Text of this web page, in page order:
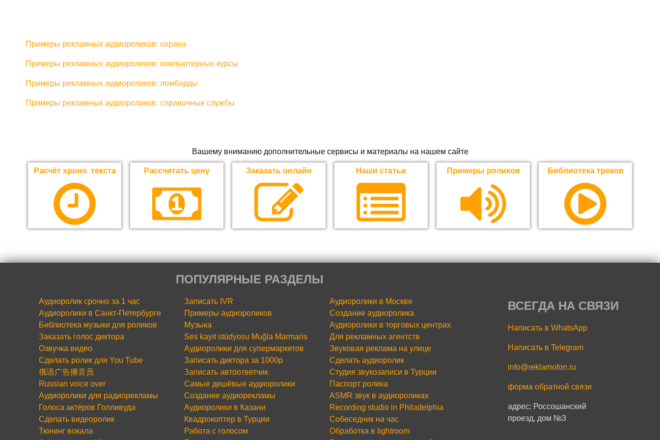
Примеры рекламных аудиороликов: охрана
Примеры рекламных аудиороликов: компьютерные курсы
Примеры рекламных аудиороликов: ломбарды
Примеры рекламных аудиороликов: справочные службы
Вашему вниманию дополнительные сервисы и материалы на нашем сайте
Расчёт хроно текста Рассчитать цену Заказать онлайн Наши статьи Примеры роликов Библиотека треков
ПОПУЛЯРНЫЕ РАЗДЕЛЫ
Аудиоролик срочно за 1 час
Аудиоролики в Санкт-Петербурге
Библиотека музыки для роликов
Заказать голос диктора
Озвучка видео
Сделать ролик для You Tube
俄语广告播音员
Russian voice over
Аудиоролики для радиорекламы
Голоса актёров Голливуда
Сделать видеоролик
Тюнинг вокала
Записать IVR
Примеры аудиороликов
Музыка
Ses kayıt stüdyosu Muğla Marmaris
Аудиоролики для супермаркетов
Записать диктора за 1000р
Записать автоответчик
Самые дешёвые аудиоролики
Создание аудиорекламы
Аудиоролики в Казани
Квадрокоптер в Турции
Работа с голосом
Аудиоролики в Москве
Создание аудиоролика
Аудиоролики в торговых центрах
Для рекламных агентств
Звуковая реклама на улице
Сделать аудиоролик
Студия звукозаписи в Турции
Паспорт ролика
ASMR звук в аудиороликах
Recording studio in Philadelphia
Собеседник на час
Обработка в lightroom
ВСЕГДА НА СВЯЗИ
Написать в WhatsApp
Написать в Telegram
info@reklamofon.ru
форма обратной связи
адрес: Россошанский
проезд, дом №3